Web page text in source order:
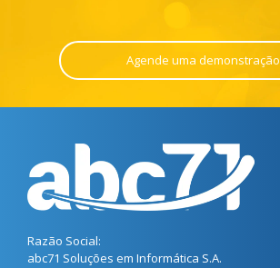
Agende uma demonstração
Razão Social:
abc71 Soluções em Informática S.A.